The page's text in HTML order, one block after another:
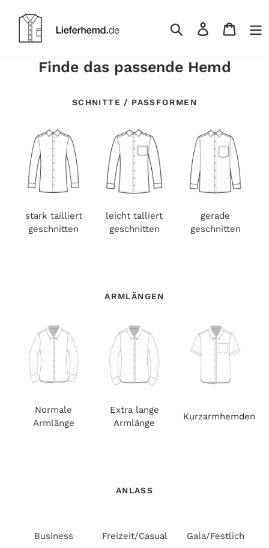
content
Log
Cart
Finde das passende Hemd
SCHNITTE / PASSFORMEN
stark tailliert
geschnitten
leicht talliert
geschnitten
gerade
geschnitten
ARMLÄNGEN
Normale
Armlänge
Extra lange
Armlänge
Kurzarmhemden
ANLASS
Business Freizeit/Casual Gala/Festlich